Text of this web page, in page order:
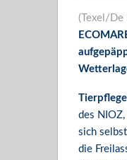
(Texel/De
des
sich
die